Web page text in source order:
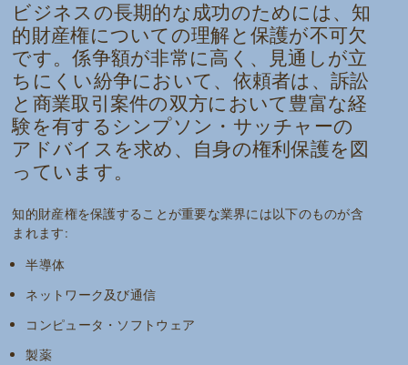
ビジネスの長期的な成功のためには、知
的財産権についての理解と保護が不可欠
です。係争額が非常に高く、見通しが立
ちにくい紛争において、依頼者は、訴訟
と商業取引案件の双方において豊富な経
験を有するシンプソン・サッチャーの
アドバイスを求め、自身の権利保護を図
っています。
知的財産権を保護することが重要な業界には以下のものが含
まれます:
半導体
ネットワーク及び通信
コンピュータ・ソフトウェア
製薬